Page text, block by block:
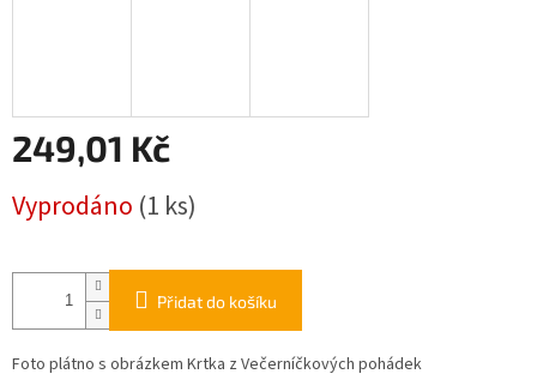
249,01 Kč
cena:
Vyprodáno (1 ks)
Přidat do košíku
Foto plátno s obrázkem Krtka z Večerníčkových pohádek